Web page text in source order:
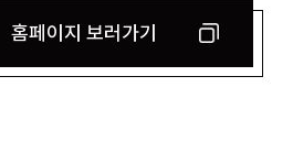
홈페이지 보러가기